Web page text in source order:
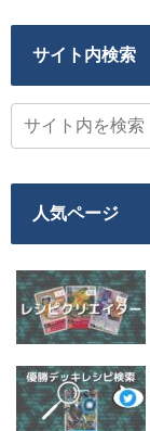
サイト内検索
人気ページ